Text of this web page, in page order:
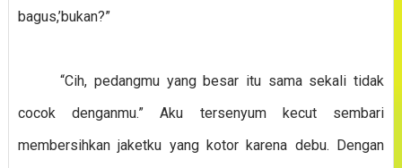
bagus,’bukan?”
“Cih, pedangmu yang besar itu sama sekali tidak
cocok denganmu.” Aku tersenyum kecut sembari
membersihkan jaketku yang kotor karena debu. Dengan